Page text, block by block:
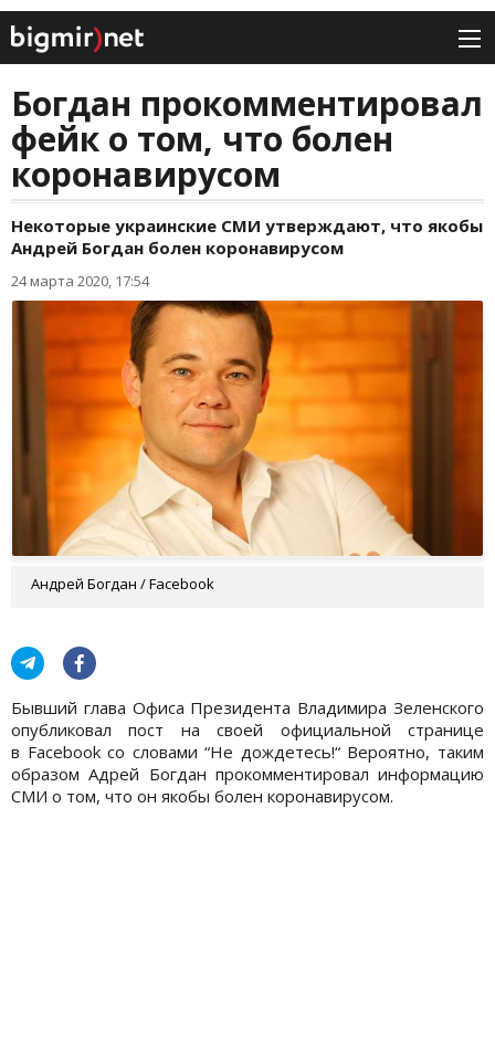
Богдан прокомментировал
фейк о том, что болен
коронавирусом
Некоторые украинские СМИ утверждают, что якобы
Андрей Богдан болен коронавирусом
24 марта 2020, 17:54
Андрей Богдан / Facebook
Бывший глава Офиса Президента Владимира Зеленского
опубликовал пост на своей официальной странице
в Facebook со словами “Не дождетесь!“ Вероятно, таким
образом Адрей Богдан прокомментировал информацию
СМИ о том, что он якобы болен коронавирусом.